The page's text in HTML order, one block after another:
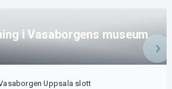
i Vasaborgens museum
Uppsala slott